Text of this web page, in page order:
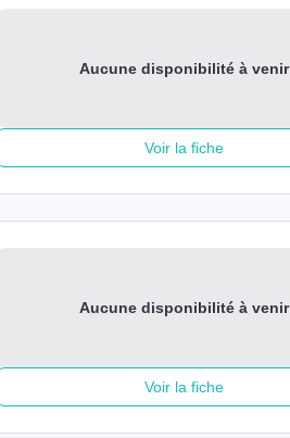
Aucune disponibilité à venir
Voir la fiche
Aucune disponibilité à venir
Voir la fiche